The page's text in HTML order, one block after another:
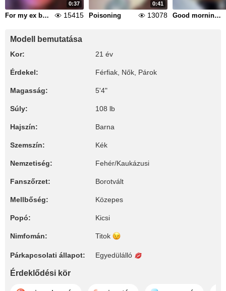
0:37
For my ex boss 15415
0:41
Poisoning 13078 Good morning with me
Modell bemutatása
Kor: 21 év
Érdekel: Férfiak, Nők, Párok
Magasság: 5'4"
Súly: 108 lb
Hajszín: Barna
Szemszín: Kék
Nemzetiség: Fehér/Kaukázusi
Fanszőrzet: Borotvált
Mellbőség: Közepes
Popó: Kicsi
Nimfomán: Titok
Párkapcsolati állapot: Egyedülálló
Érdeklődési kör